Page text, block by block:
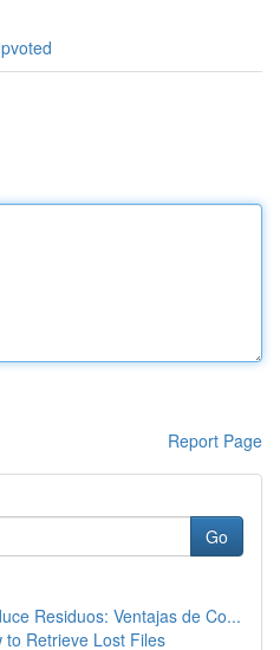
Report Page
Go
Residuos: Ventajas de Co...
to Retrieve Lost Files